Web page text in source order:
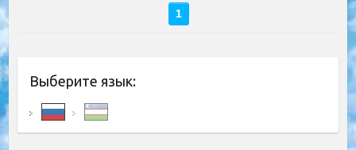
1
Выберите язык: